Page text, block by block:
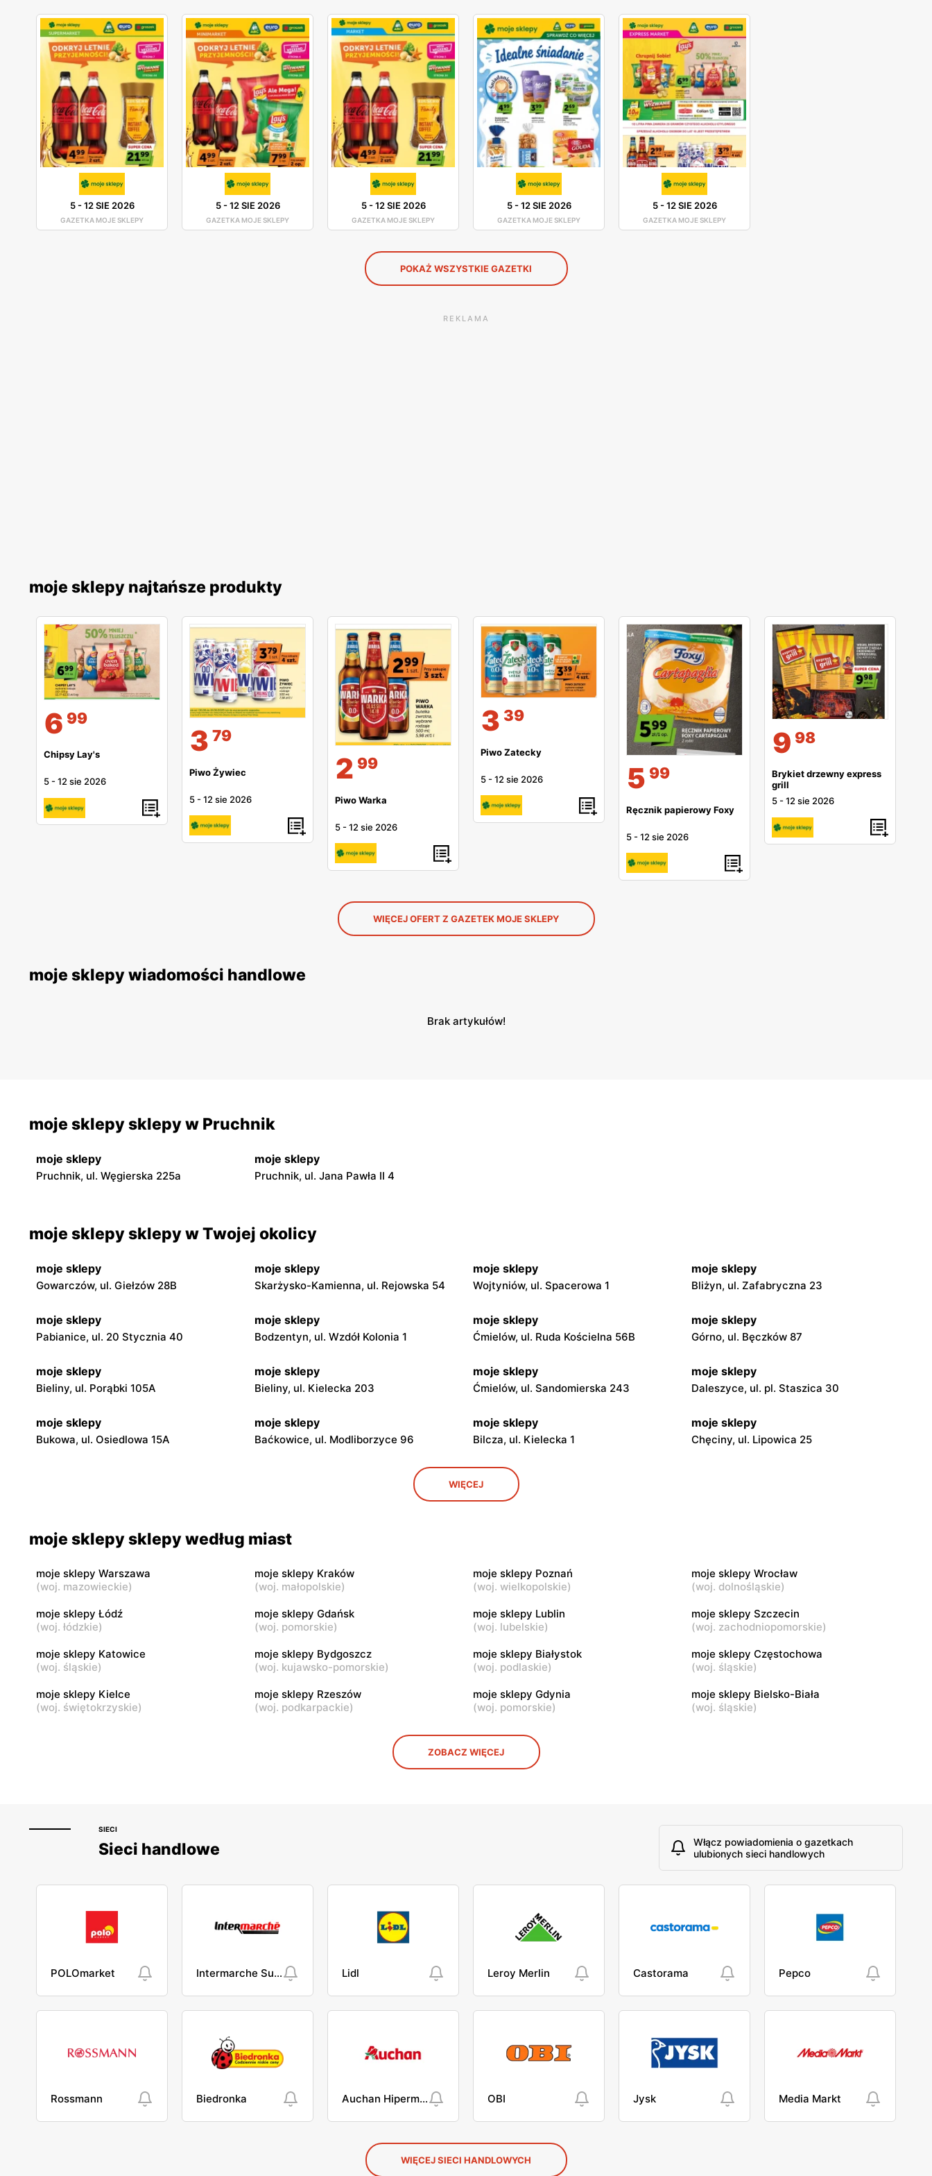
5-12 SIE 2026
GAZETKA MOJE SKLEPY
5-12 SIE 2026
GAZETKA MOJE SKLEPY
5-12 SIE 2026
GAZETKA MOJE SKLEPY
5-12 SIE 2026
GAZETKA MOJE SKLEPY
5-12 SIE 2026
GAZETKA MOJE SKLEPY
POKAŻ WSZYSTKIE GAZETKI
REKLAMA
moje sklepy najtańsze produkty
6 99
Chipsy Lay's
5 -12 sie 2026
3 79
Piwo Żywiec
5 -12 sie 2026
2 99
Piwo Warka
5 -12 sie 2026
3 39
Piwo Zatecky
5 -12 sie 2026 5 99
Ręcznik papierowy Foxy
5 -12 sie 2026
9 98
Brykiet drzewny express
grill
5 -12 sie 2026
WIĘCEJ OFERT Z GAZETEK MOJE SKLEPY
moje sklepy wiadomości handlowe
Brak artykułów!
moje sklepy sklepy w Pruchnik
moje sklepy
Pruchnik, ul. Węgierska 225a
moje sklepy
Pruchnik, ul. Jana Pawła II 4
moje sklepy sklepy w Twojej okolicy
moje sklepy
Gowarczów, ul. Giełzów 28B
moje sklepy
Skarżysko-Kamienna, ul. Rejowska 54
moje sklepy
Wojtyniów, ul. Spacerowa 1
moje sklepy
Bliżyn, ul. Zafabryczna 23
moje sklepy
Pabianice, ul. 20 Stycznia 40
moje sklepy
Bodzentyn, ul. Wzdół Kolonia 1
moje sklepy
Ćmielów, ul. Ruda Kościelna 56B
moje sklepy
Górno, ul. Bęczków 87
moje sklepy
Bieliny, ul. Porąbki 105A
moje sklepy
Bieliny, ul. Kielecka 203
moje sklepy
Ćmielów, ul. Sandomierska 243
moje sklepy
Daleszyce, ul. pl. Staszica 30
moje sklepy
Bukowa, ul. Osiedlowa 15A
moje sklepy
Baćkowice, ul. Modliborzyce 96
moje sklepy
Bilcza, ul. Kielecka 1
moje sklepy
Chęciny, ul. Lipowica 25
moje sklepy
Gorzyce, ul. Szkolna 44
Jadachy, ul. Jadachy 111 Jeżowe, ul. Zalesie 77
moje sklepy
Górki, ul. Górki 71
moje sklepy
Gumniska, ul. Gumniska 157C
moje sklepy
Iwierzyce, ul. Iwierzyce 152A
moje sklepy
Tczew, ul. Franciszka Żwirki 61
moje sklepy moje sklepy moje sklepy moje sklepy
WIĘCEJ
moje sklepy sklepy według miast
moje sklepy Warszawa
(woj. mazowieckie)
moje sklepy Kraków
(woj. małopolskie)
moje sklepy Poznań
(woj. wielkopolskie)
moje sklepy Wrocław
(woj. dolnośląskie)
moje sklepy Łódź
(woj. łódzkie)
moje sklepy Gdańsk
(woj. pomorskie)
moje sklepy Lublin
(woj. lubelskie)
moje sklepy Szczecin
(woj. zachodniopomorskie)
moje sklepy Katowice
(woj. śląskie)
moje sklepy Bydgoszcz
(woj. kujawsko-pomorskie)
moje sklepy Białystok
(woj. podlaskie)
moje sklepy Częstochowa
(woj. śląskie)
moje sklepy Kielce
(woj. świętokrzyskie)
moje sklepy Rzeszów
(woj. podkarpackie)
moje sklepy Gdynia
(woj. pomorskie)
moje sklepy Bielsko-Biała
(woj. śląskie)
ZOBACZ WIĘCEJ
SIECI
Sieci handlowe
Włącz powiadomienia o gazetkach
ulubionych sieci handlowych
POLOmarket Intermarche Super Lidl Leroy Merlin Castorama Pepco
Rossmann Biedronka Auchan Hipermarket OBI Jysk Media Markt
WIĘCEJ SIECI HANDLOWYCH